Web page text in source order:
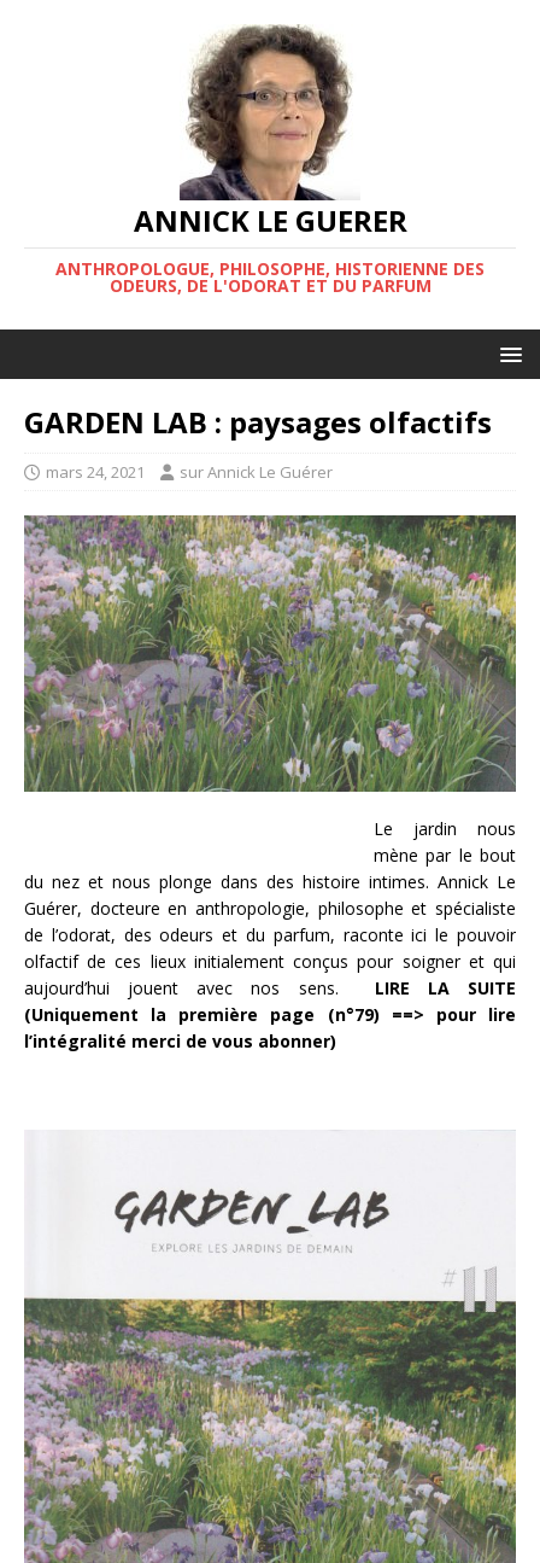
ANNICK LE GUERER
ANTHROPOLOGUE, PHILOSOPHE, HISTORIENNE DES
ODEURS, DE L'ODORAT ET DU PARFUM
GARDEN LAB : paysages olfactifs
mars 24, 2021 sur Annick Le Guérer
Le jardin nous
mène par le bout
du nez et nous plonge dans des histoire intimes. Annick Le
Guérer, docteure en anthropologie, philosophe et spécialiste
de l’odorat, des odeurs et du parfum, raconte ici le pouvoir
olfactif de ces lieux initialement conçus pour soigner et qui
aujourd’hui jouent avec nos sens. LIRE LA SUITE
(Uniquement la première page (n°79) ==> pour lire
l’intégralité merci de vous abonner)